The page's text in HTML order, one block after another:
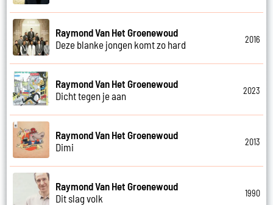
Raymond Van Het Groenewoud
Deze blanke jongen komt zo hard
2016
Raymond Van Het Groenewoud
Dicht tegen je aan
2023
Raymond Van Het Groenewoud
Dimi
2013
Raymond Van Het Groenewoud
Dit slag volk
1990